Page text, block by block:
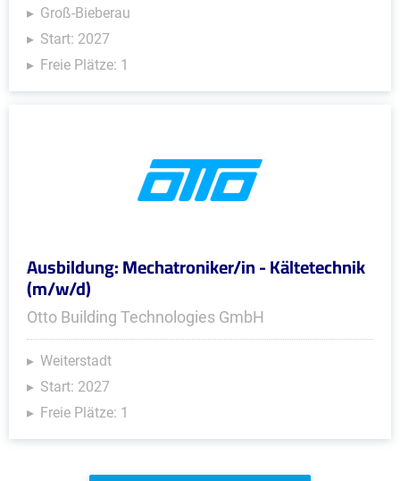
Groß-Bieberau
Start: 2027
Freie Plätze: 1
Ausbildung: Mechatroniker/in - Kältetechnik
(m/w/d)
Otto Building Technologies GmbH
Weiterstadt
Start: 2027
Freie Plätze: 1